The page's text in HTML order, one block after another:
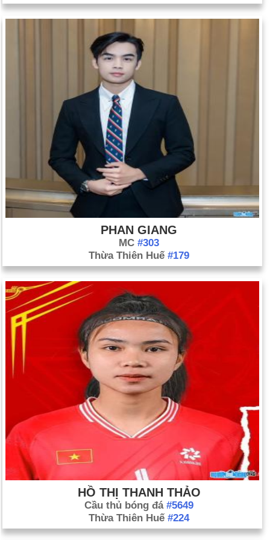
PHAN GIANG
MC #303
Thừa Thiên Huế #179
HỒ THỊ THANH THẢO
Cầu thủ bóng đá #5649
Thừa Thiên Huế #224